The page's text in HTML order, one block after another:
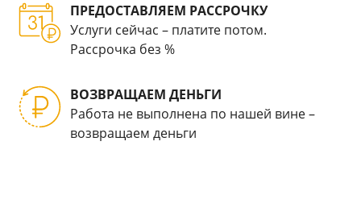
ПРЕДОСТАВЛЯЕМ РАССРОЧКУ
Услуги сейчас – платите потом.
Рассрочка без %
ВОЗВРАЩАЕМ ДЕНЬГИ
Работа не выполнена по нашей вине –
возвращаем деньги